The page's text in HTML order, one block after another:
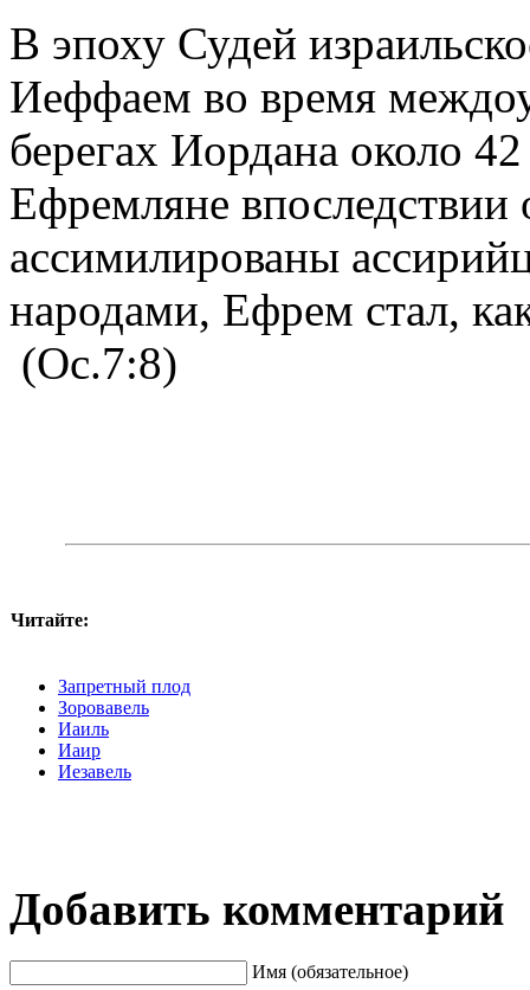
В эпоху Судей
Иеффаем во время
берегах Иордана около
Ефремляне впоследствии
ассимилированы
народами, Ефрем стал,
(Ос.7:8)
Читайте:
Запретный плод
Зоровавель
Иаиль
Иаир
Иезавель
Добавить комментарий
Имя (обязательное)